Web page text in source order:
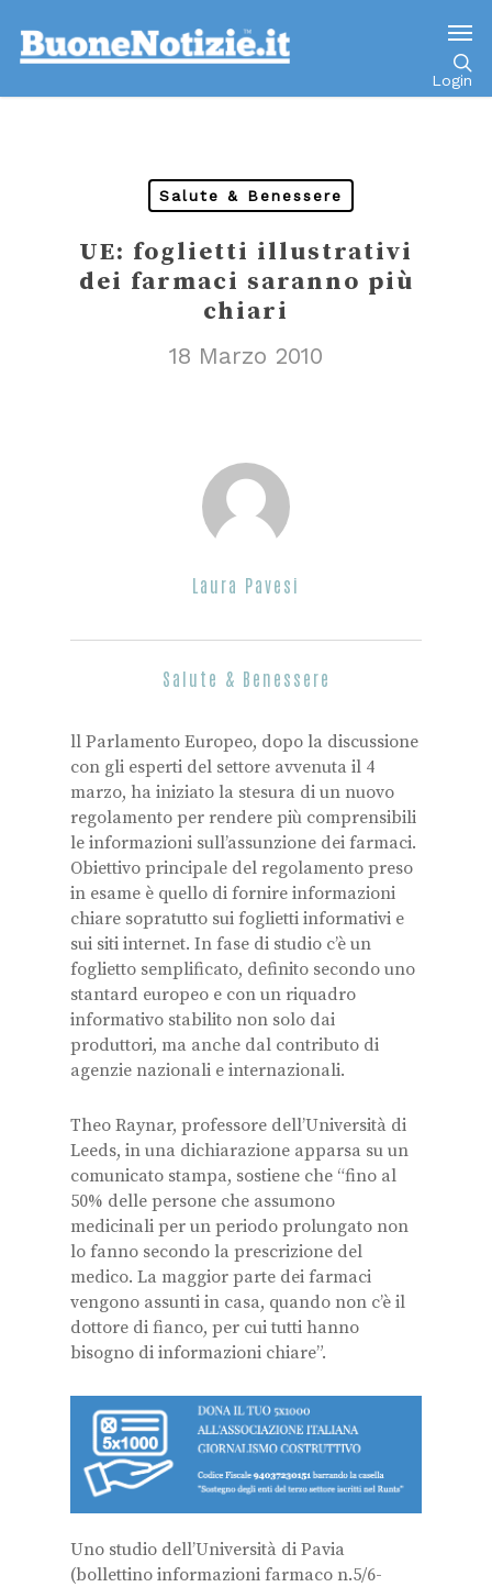
Login
Salute & Benessere
UE: foglietti illustrativi
dei farmaci saranno più
chiari
18 Marzo 2010
Laura Pavesi
Salute & Benessere
ll Parlamento Europeo, dopo la discussione
con gli esperti del settore avvenuta il 4
marzo, ha iniziato la stesura di un nuovo
regolamento per rendere più comprensibili
le informazioni sull’assunzione dei farmaci.
Obiettivo principale del regolamento preso
in esame è quello di fornire informazioni
chiare sopratutto sui foglietti informativi e
sui siti internet. In fase di studio c’è un
foglietto semplificato, definito secondo uno
stantard europeo e con un riquadro
informativo stabilito non solo dai
produttori, ma anche dal contributo di
agenzie nazionali e internazionali.
Theo Raynar, professore dell’Università di
Leeds, in una dichiarazione apparsa su un
comunicato stampa, sostiene che “fino al
50% delle persone che assumono
medicinali per un periodo prolungato non
lo fanno secondo la prescrizione del
medico. La maggior parte dei farmaci
vengono assunti in casa, quando non c’è il
dottore di fianco, per cui tutti hanno
bisogno di informazioni chiare”.
Uno studio dell’Università di Pavia
(bollettino informazioni farmaco n.5/6-
Go to mobile version